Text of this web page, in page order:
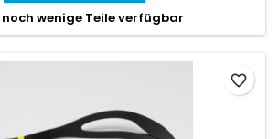
noch wenige Teile verfügbar
favorite_border